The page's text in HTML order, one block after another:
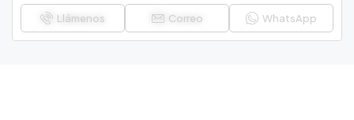
Llámenos Correo WhatsApp